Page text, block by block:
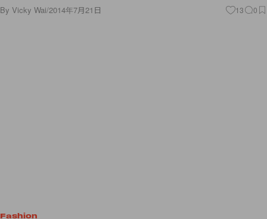
By Vicky Wai/2014年7月21日 13 0
Fashion